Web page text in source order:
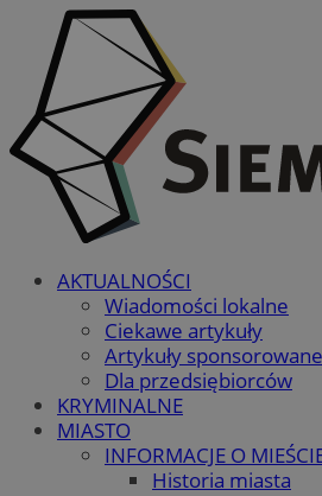
AKTUALNOŚCI
Wiadomości lokalne
Ciekawe artykuły
Artykuły sponsorowane
Dla przedsiębiorców
KRYMINALNE
MIASTO
INFORMACJE O
Historia miasta